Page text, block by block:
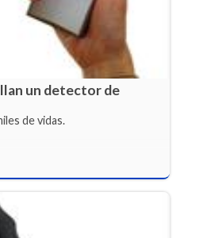
un detector de
de vidas.